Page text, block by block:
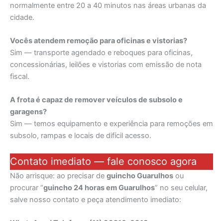
normalmente entre 20 a 40 minutos nas áreas urbanas da
cidade.
Vocês atendem remoção para oficinas e vistorias?
Sim — transporte agendado e reboques para oficinas,
concessionárias, leilões e vistorias com emissão de nota
fiscal.
A frota é capaz de remover veículos de subsolo e
garagens?
Sim — temos equipamento e experiência para remoções em
subsolo, rampas e locais de difícil acesso.
Contato imediato — fale conosco agora
Não arrisque: ao precisar de guincho Guarulhos ou
procurar “guincho 24 horas em Guarulhos” no seu celular,
salve nosso contato e peça atendimento imediato: